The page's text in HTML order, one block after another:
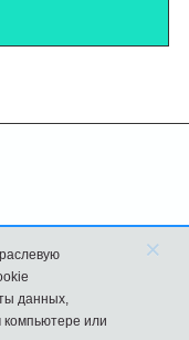
данных,
или
×